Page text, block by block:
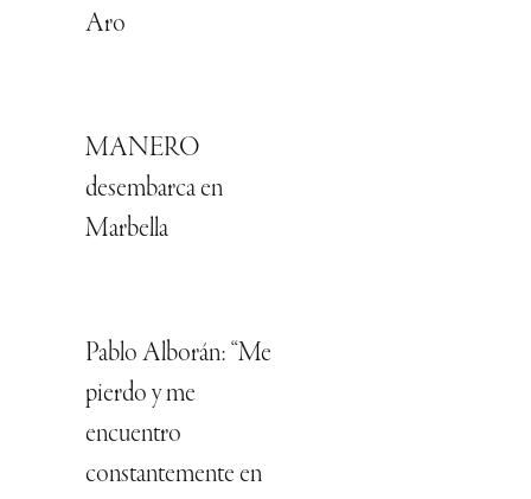
Aro
MANERO
desembarca en
Marbella
Pablo Alborán: “Me
pierdo y me
encuentro
constantemente en